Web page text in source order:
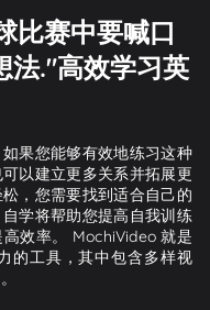
比赛中要喊口
法."高效学习英
果您能够有效地练习这种
以建立更多关系并拓展更
，您需要找到适合自己的
学将帮助您提高自我训练
效率。 MochiVideo 就是
的工具，其中包含多样视